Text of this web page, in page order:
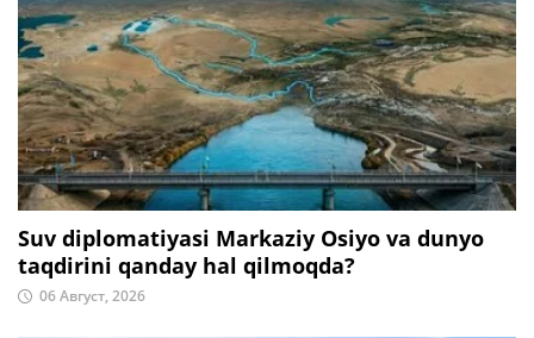
Suv diplomatiyasi Markaziy Osiyo va dunyo
taqdirini qanday hal qilmoqda?
06 Август, 2026